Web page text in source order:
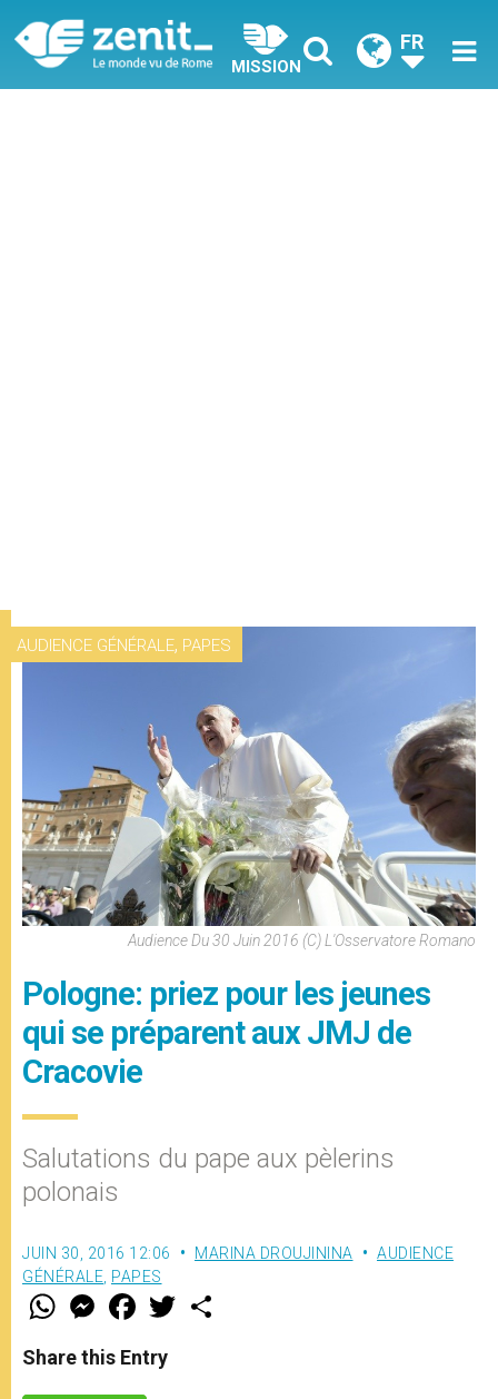
MISSION
FR
AUDIENCE GÉNÉRALE, PAPES
Audience Du 30 Juin 2016 (c) L'Osservatore Romano
Pologne: priez pour les jeunes
qui se préparent aux JMJ de
Cracovie
Salutations du pape aux pèlerins
polonais
JUIN 30, 2016 12:06 MARINA DROUJININA
AUDIENCE
GÉNÉRALE PAPES
W
t
s
M
e
s
e
F
a
e
b
w
Share this Entry